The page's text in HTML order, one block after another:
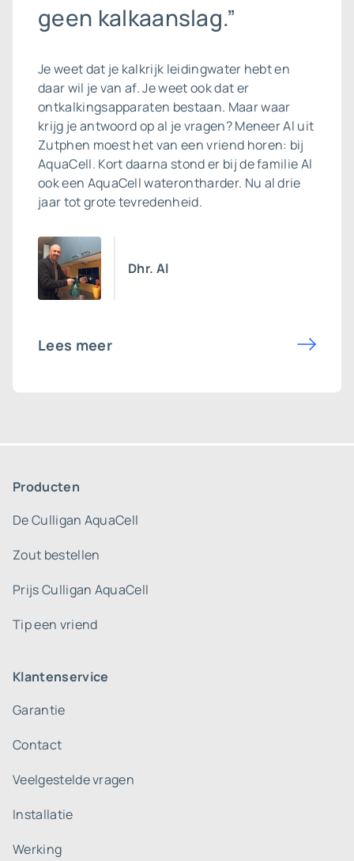
geen kalkaanslag.”
Je weet dat je kalkrijk leidingwater hebt en
daar wil je van af. Je weet ook dat er
ontkalkingsapparaten bestaan. Maar waar
krijg je antwoord op al je vragen? Meneer Al uit
Zutphen moest het van een vriend horen: bij
AquaCell. Kort daarna stond er bij de familie Al
ook een AquaCell waterontharder. Nu al drie
jaar tot grote tevredenheid.
Dhr. Al
Lees meer
Producten
De Culligan AquaCell
Zout bestellen
Prijs Culligan AquaCell
Tip een vriend
Klantenservice
Garantie
Contact
Veelgestelde vragen
Installatie
Werking